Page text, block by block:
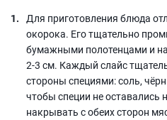
Для приготовления блюда
окорока. Его тщательно
бумажными полотенцами и
2-3 см. Каждый слайс
стороны специями: соль,
чтобы специи не оставались
накрывать с обеих сторон